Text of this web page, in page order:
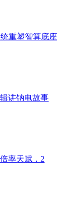
重塑智算底座
讲钠电故事
率天赋，2